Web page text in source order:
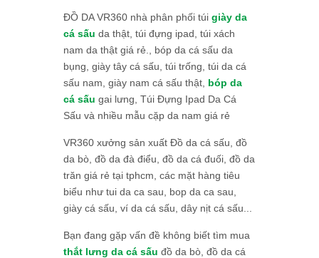
ĐỒ DA VR360 nhà phân phối túi giày da
cá sấu da thật, túi đựng ipad, túi xách
nam da thật giá rẻ., bóp da cá sấu da
bụng, giày tây cá sấu, túi trống, túi da cá
sấu nam, giày nam cá sấu thật, bóp da
cá sấu gai lưng, Túi Đựng Ipad Da Cá
Sấu và nhiều mẫu cặp da nam giá rẻ
VR360 xưởng sản xuất Đồ da cá sấu, đồ
da bò, đồ da đà điểu, đồ da cá đuối, đồ da
trăn giá rẻ tại tphcm, các mặt hàng tiêu
biểu như tui da ca sau, bop da ca sau,
giày cá sấu, ví da cá sấu, dây nịt cá sấu...
Bạn đang gặp vấn đề không biết tìm mua
thắt lưng da cá sấu đồ da bò, đồ da cá